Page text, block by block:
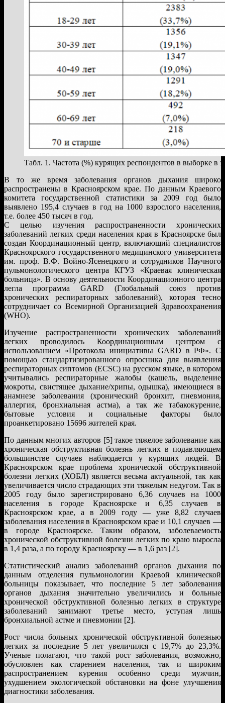
Табл. 1. Частота (%) курящих респондентов в выборке в
В то же время заболевания органов дыхания широко
распространены в Красноярском крае. По данным Краевого
комитета государственной статистики за 2009 год было
выявлено 195,4 случаев в год на 1000 взрослого населения,
т.е. более 450 тысяч в год.
С целью изучения распространенности хронических
заболеваний легких среди населения края в Красноярске был
создан Координационный центр, включающий специалистов
Красноярского государственного медицинского университета
им. проф. В.Ф. Войно-Ясенецкого и сотрудников Научного
пульмонологического центра КГУЗ «Краевая клиническая
больница». В основу деятельности Координационного центра
легла программа GARD (Глобальный союз против
хронических респираторных заболеваний), которая тесно
сотрудничает со Всемирной Организацией Здравоохранения
(WHO).
Изучение распространенности хронических заболеваний
легких проводилось Координационным центром с
использованием «Протокола инициативы GARD в РФ». С
помощью стандартизированного опросника для выявления
респираторных сиптомов (ECSC) на русском языке, в котором
учитывались респираторные жалобы (кашель, выделение
мокроты, свистящее дыхание/хрипы, одышка), имеющиеся в
анамнезе заболевания (хронический бронхит, пневмония,
аллергия, бронхиальная астма), а так же табакокурение,
бытовые условия и социальные факторы было
проанкетировано 15696 жителей края.
По данным многих авторов [5] такое тяжелое заболевание как
хроническая обструктивная болезнь легких в подавляющем
большинстве случаев наблюдается у курящих людей. В
Красноярском крае проблема хронической обструктивной
болезни легких (ХОБЛ) является весьма актуальной, так как
увеличивается число страдающих эти тяжелым недугом. Так в
2005 году было зарегистрировано 6,36 случаев на 1000
населения в городе Красноярске и 6,35 случаев в
Красноярском крае, а в 2009 году — уже 8,82 случаев
заболевания населения в Красноярском крае и 10,1 случаев —
в городе Красноярске. Таким образом, заболеваемость
хронической обструктивной болезни легких по краю выросла
в 1,4 раза, а по городу Красноярску — в 1,6 раз [2].
Статистический анализ заболеваний органов дыхания по
данным отделения пульмонологии Краевой клинической
больницы показывает, что последние 5 лет заболевания
органов дыхания значительно увеличились и больные
хронической обструктивной болезнью легких в структуре
заболеваний занимают третье место, уступая лишь
бронхиальной астме и пневмонии [2].
Рост числа больных хронической обструктивной болезнью
легких за последние 5 лет увеличился с 19,7% до 23,3%.
Ученые полагают, что такой рост заболевания, возможно,
обусловлен как старением населения, так и широким
распространением курения особенно среди мужчин,
ухудшением экологической обстановки на фоне улучшения
диагностики заболевания.